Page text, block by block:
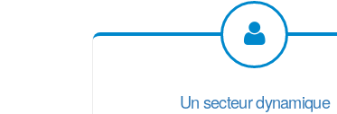
Un secteur dynamique